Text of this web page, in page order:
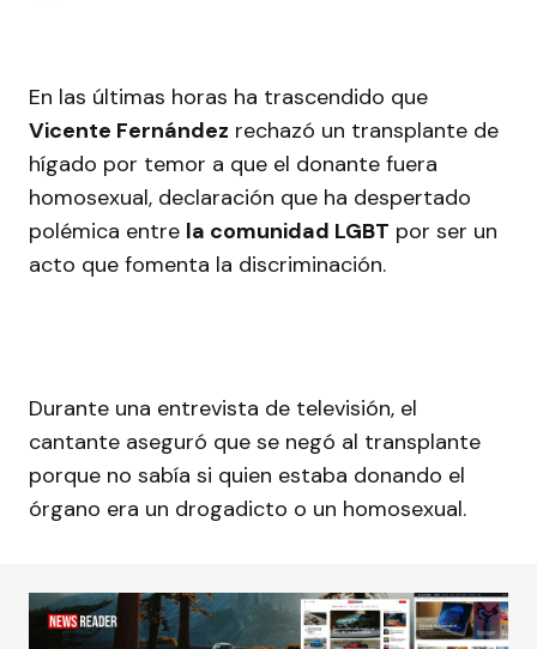
En las últimas horas ha trascendido que
Vicente Fernández rechazó un transplante de
hígado por temor a que el donante fuera
homosexual, declaración que ha despertado
polémica entre la comunidad LGBT por ser un
acto que fomenta la discriminación.
Durante una entrevista de televisión, el
cantante aseguró que se negó al transplante
porque no sabía si quien estaba donando el
órgano era un drogadicto o un homosexual.